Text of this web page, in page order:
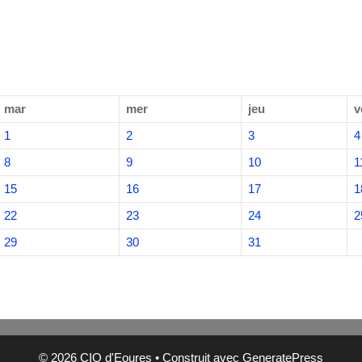
mar mer jeu
1
2 3
4
8
9 10
15
16 17
22
23 24
29
30 31
© 2026 CIQ d'Eoures • Construit avec GeneratePress